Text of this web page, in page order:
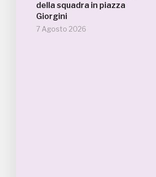
della squadra in piazza
Giorgini
7 Agosto 2026